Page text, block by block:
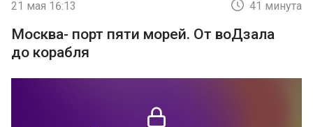
21 мая 16:13 41 минута
Москва- порт пяти морей. От воДзала
до корабля